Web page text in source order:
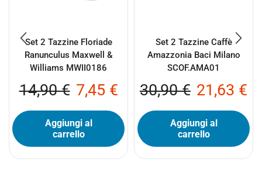
Set 2 Tazzine Floriade
Ranunculus Maxwell &
Williams MWII0186
14,90€ 7,45 €
Aggiungi al
carrello
Set 2 Tazzine Caffè
Amazzonia Baci Milano
SCOF.AMA01
30,90€ 21,63 €
Aggiungi al
carrello